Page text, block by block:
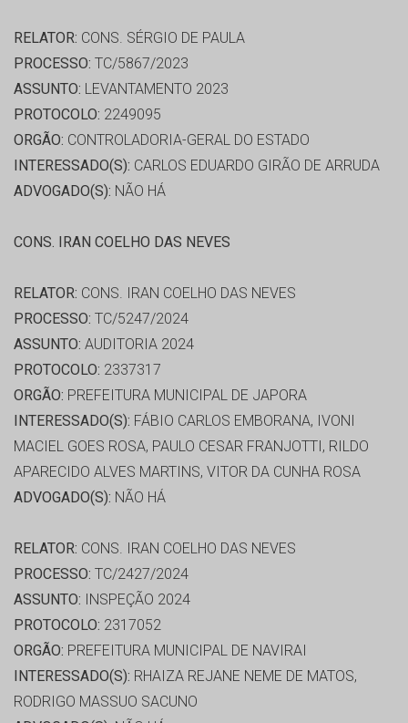
RELATOR: CONS. SÉRGIO DE PAULA
PROCESSO: TC/5867/2023
ASSUNTO: LEVANTAMENTO 2023
PROTOCOLO: 2249095
ORGÃO: CONTROLADORIA-GERAL DO ESTADO
INTERESSADO(S): CARLOS EDUARDO GIRÃO DE ARRUDA
ADVOGADO(S): NÃO HÁ
CONS. IRAN COELHO DAS NEVES
RELATOR: CONS. IRAN COELHO DAS NEVES
PROCESSO: TC/5247/2024
ASSUNTO: AUDITORIA 2024
PROTOCOLO: 2337317
ORGÃO: PREFEITURA MUNICIPAL DE JAPORA
INTERESSADO(S): FÁBIO CARLOS EMBORANA, IVONI
MACIEL GOES ROSA, PAULO CESAR FRANJOTTI, RILDO
APARECIDO ALVES MARTINS, VITOR DA CUNHA ROSA
ADVOGADO(S): NÃO HÁ
RELATOR: CONS. IRAN COELHO DAS NEVES
PROCESSO: TC/2427/2024
ASSUNTO: INSPEÇÃO 2024
PROTOCOLO: 2317052
ORGÃO: PREFEITURA MUNICIPAL DE NAVIRAI
INTERESSADO(S): RHAIZA REJANE NEME DE MATOS,
RODRIGO MASSUO SACUNO